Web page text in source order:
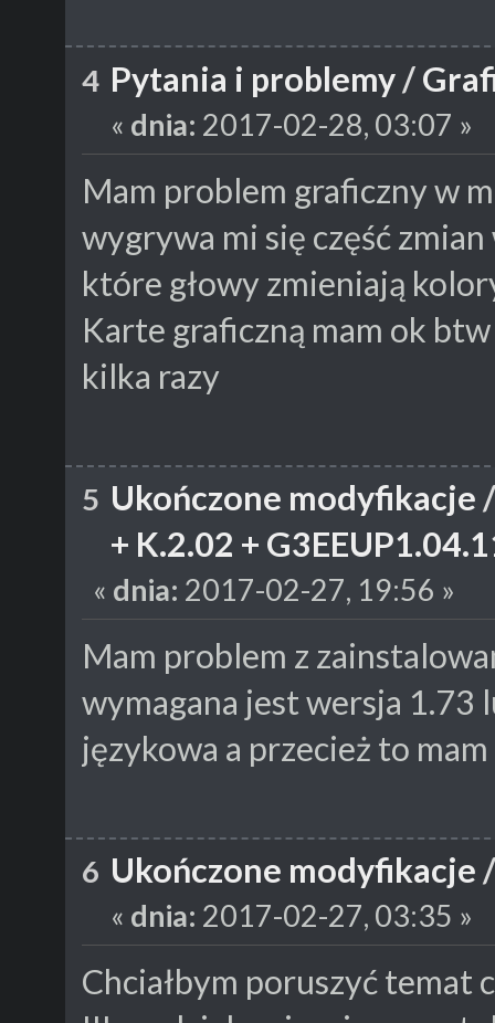
4 Pytania i problemy/
« dnia: 2017-02-28, 03:07 »
Mam problem graficzny w
wygrywa mi się część
które głowy zmieniają
Karte graficzną mam ok
kilka razy
5 Ukończone modyfikacje
+ K.2.02 +
« dnia: 2017-02-27, 19:56 »
Mam problem z
wymagana jest wersja 1.73
językowa a przecież to
6 Ukończone modyfikacje
« dnia: 2017-02-27, 03:35 »
Chciałbym poruszyć temat